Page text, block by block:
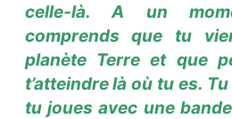
celle-là. A un
comprends que tu
planète Terre et que
t’atteindre là où tu es.
tu joues avec une